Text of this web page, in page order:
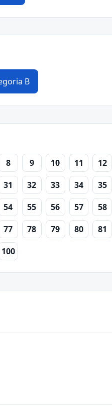
B
8 9 10 11 12
31 32 33 34 35
54 55 56 57 58
77 78 79 80 81
100